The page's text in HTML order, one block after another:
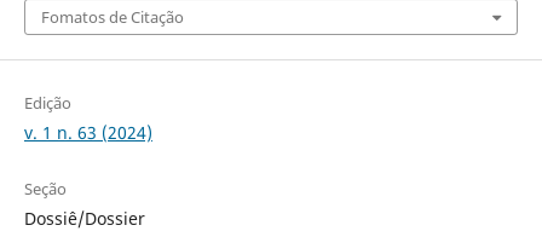
Fomatos de Citação
Edição
v. 1 n. 63 (2024)
Seção
Dossiê/Dossier